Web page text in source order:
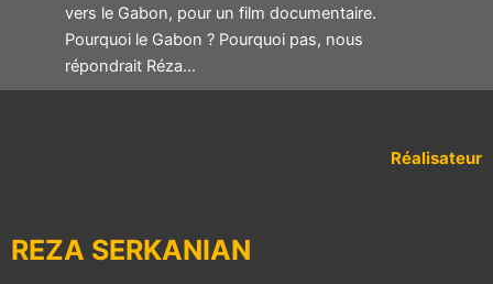
vers le Gabon, pour un film documentaire.
Pourquoi le Gabon ? Pourquoi pas, nous
répondrait Réza…
Réalisateur
REZA SERKANIAN